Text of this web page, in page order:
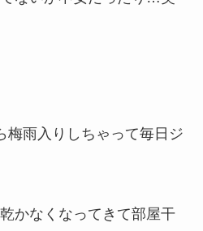
梅雨入りしちゃって毎日ジ
かなくなってきて部屋干